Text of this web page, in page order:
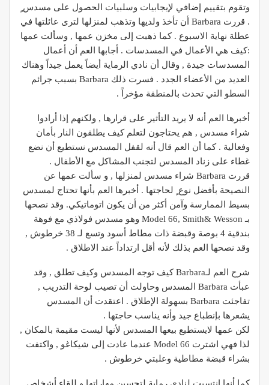
وتقوم بتقييم إضافي لإيجابيات وسلبيات الحصول على مسدس ٍ
. قررت Barbara أن تأخذ ولديها وتذهب لمنزلها لترى عائلتها في
عطلة نهاية الاسبوع . كما ذهبت إلى مخزن عمها , وسألت عمها
:كيف هي الأعمال في المسدسات . أجابها العم أن أعمال
المسدسات جيدة , وقال أن نادي الرماية أيضاً يعمل جيداً وهناك
العديد من الأعضاء الجدد . فسرت ذلك Barbara بسبب جرائم
السطو التي تحدث بالمنطقة مؤخراً .
أخبرها العم أنه لا يريد التأثير على قرارها , ولكنهم إذا أرادوا
شراء مسدس , هم يحتاجون لتعلم كيف يطلقون النار بأمان
وفعالية . كما أن العم قال أنه لقفل المسدس نستطيع أن نضع
غطاء على زناد المسدس لتجنب المشاكل مع الأطفال .
قررت Barbara شراء مسدس لمنزلها , و سألت عمها عن
النصيحة بأفضل نوع ٍ لحاجتها . أخبرها العم بأنها تحتاج لمسدس
بسيط الممارسة وآمن أكثر من أن يكون اتوماتيكي. وقد نصحها
بـ Model 66, Smith& Wesson وهو مسدس فولاذي مع فوهة
بندقية 4 بوصة وقبضة ذات مطاط أسود وتسع لـ 38 خرطوش ,
وقد نصحها العم بذلك لأنه أقل ارتداداً عند الاطلاق .
شرح العم لـBarbara كيف توجه المسدس وكيف تطلق , وقد
عبأت Barbara المسدس وحاولت أن تصيب لوحة التدريب ,
تفاجئت Barbara بسهولة الإطلاق . اعتقدت أن المسدس
يشعرها بإنطباع جيد وأنه يناسب حاجتها .
لكن عمها لايستطيع بيعها المسدس لأنها ليست مقيمة بالمكان ,
لذا فهي اشترت Model 66 عندما عادت إلى شيكاغو , واكتفت
بشراء قبضة مطاطية وعلبتي خرطوش .